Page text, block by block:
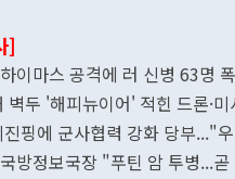
]
이마스 공격에 러 신병 63명
벽두 '해피뉴이어' 적힌 드론·
진핑에 군사협력 강화 당부..."
방정보국장 "푸틴 암 투병...